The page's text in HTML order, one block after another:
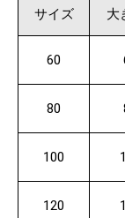
サイズ 大
60
80
100
120